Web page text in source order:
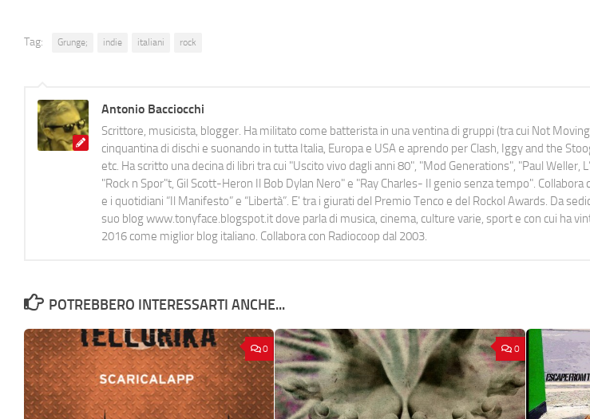
Tag: Grunge; indie italiani rock
Antonio Bacciocchi
Scrittore, musicista, blogger. Ha militato come batterista in una ventina di gruppi (tra cui Not
cinquantina di dischi e suonando in tutta Italia, Europa e USA e aprendo per Clash, Iggy and the
etc. Ha scritto una decina di libri tra cui "Uscito vivo dagli anni 80", "Mod Generations", "Paul Weller,
"Rock n Spor"t, Gil Scott-Heron Il Bob Dylan Nero" e "Ray Charles- Il genio senza tempo". Collabora
e i quotidiani “Il Manifesto” e “Libertà”. E' tra i giurati del Premio Tenco e del Rockol Awards. Da
suo blog www.tonyface.blogspot.it dove parla di musica, cinema, culture varie, sport e con cui ha
2016 come miglior blog italiano. Collabora con Radiocoop dal 2003.
POTREBBERO INTERESSARTI ANCHE...
0 0